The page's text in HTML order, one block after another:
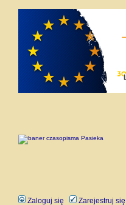
Zaloguj się Zarejestruj się